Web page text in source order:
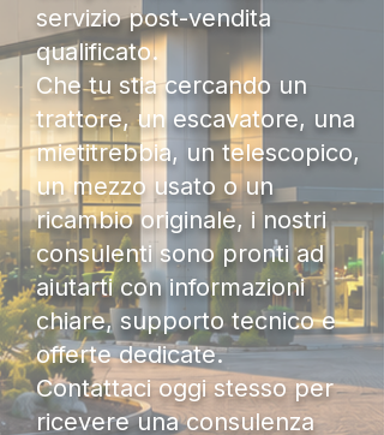
servizio post-vendita
qualificato.
Che tu stia cercando un
trattore, un escavatore, una
mietitrebbia, un telescopico,
un mezzo usato o un
ricambio originale, i nostri
consulenti sono pronti ad
aiutarti con informazioni
chiare, supporto tecnico e
offerte dedicate.
Contattaci oggi stesso per
ricevere una consulenza